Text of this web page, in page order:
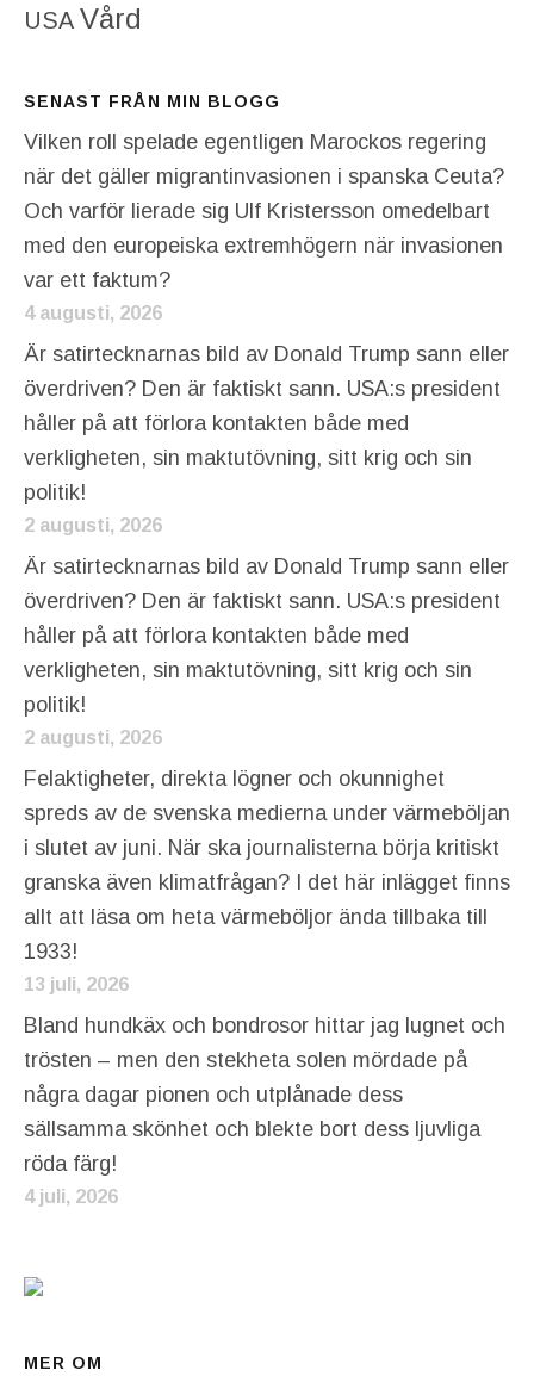
USA Vård
SENAST FRÅN MIN BLOGG
Vilken roll spelade egentligen Marockos regering
när det gäller migrantinvasionen i spanska Ceuta?
Och varför lierade sig Ulf Kristersson omedelbart
med den europeiska extremhögern när invasionen
var ett faktum?
4 augusti, 2026
Är satirtecknarnas bild av Donald Trump sann eller
överdriven? Den är faktiskt sann. USA:s president
håller på att förlora kontakten både med
verkligheten, sin maktutövning, sitt krig och sin
politik!
2 augusti, 2026
Är satirtecknarnas bild av Donald Trump sann eller
överdriven? Den är faktiskt sann. USA:s president
håller på att förlora kontakten både med
verkligheten, sin maktutövning, sitt krig och sin
politik!
2 augusti, 2026
Felaktigheter, direkta lögner och okunnighet
spreds av de svenska medierna under värmeböljan
i slutet av juni. När ska journalisterna börja kritiskt
granska även klimatfrågan? I det här inlägget finns
allt att läsa om heta värmeböljor ända tillbaka till
1933!
13 juli, 2026
Bland hundkäx och bondrosor hittar jag lugnet och
trösten – men den stekheta solen mördade på
några dagar pionen och utplånade dess
sällsamma skönhet och blekte bort dess ljuvliga
röda färg!
4 juli, 2026
MER OM